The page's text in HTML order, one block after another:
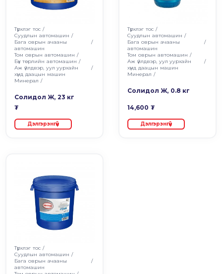
Түрхлэг тос /
Суудлын автомашин /
Бага оврын ачааны
автомашин
/
Том оврын автомашин /
Бүх төрлийн автомашин /
Аж үйлдвэр, уул уурхайн
хүнд даацын машин
/
Минерал /
Солидол Ж, 23 кг
₮
Дэлгэрэнгүй
Түрхлэг тос /
Суудлын автомашин /
Бага оврын ачааны
автомашин
/
Том оврын автомашин /
Аж үйлдвэр, уул уурхайн
хүнд даацын машин
/
Минерал /
Солидол Ж, 0.8 кг
14,600 ₮
Дэлгэрэнгүй
Түрхлэг тос /
Суудлын автомашин /
Бага оврын ачааны
автомашин
/